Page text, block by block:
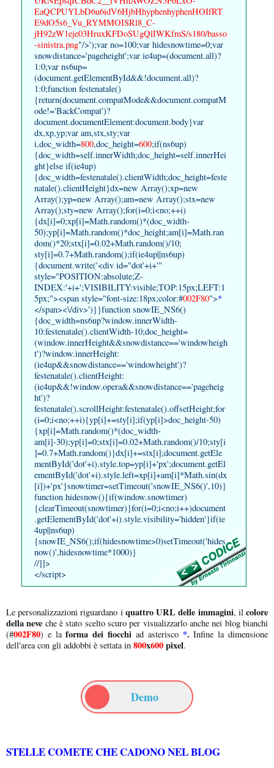
EaQCPUYLbD6u6idV6HjbHhyphenhyphenHOIfRT
E9dO5s6_Vu_RYMMOISRl8_C-
jH92zW1eje03HruxKFDoSUgQlIWKfmS/s180/basso
-sinistra.png"/>');var no=100;var hidesnowtime=0;var
snowdistance='pageheight';var ie4up=(document.all)?
1:0;var ns6up=
(document.getElementById&&!document.all)?
1:0;function festenatale()
{return(document.compatMode&&document.compatM
ode!='BackCompat')?
document.documentElement:document.body}var
dx,xp,yp;var am,stx,sty;var
i,doc_width=800,doc_height=600;if(ns6up)
{doc_width=self.innerWidth;doc_height=self.innerHei
ght}else if(ie4up)
{doc_width=festenatale().clientWidth;doc_height=feste
natale().clientHeight}dx=new Array();xp=new
Array();yp=new Array();am=new Array();stx=new
Array();sty=new Array();for(i=0;i<no;++i)
{dx[i]=0;xp[i]=Math.random()*(doc_width-
50);yp[i]=Math.random()*doc_height;am[i]=Math.ran
dom()*20;stx[i]=0.02+Math.random()/10;
sty[i]=0.7+Math.random();if(ie4up||ns6up)
{document.write('<div id="dot'+i+'"
style="POSITION:absolute;Z-
INDEX:'+i+';VISIBILITY:visible;TOP:15px;LEFT:1
5px;"><span style="font-size:18px;color:#002F80">*
</span><\/div>')}}function snowIE_NS6()
{doc_width=ns6up?window.innerWidth-
10:festenatale().clientWidth-10;doc_height=
(window.innerHeight&&snowdistance=='windowheigh
t')?window.innerHeight:
(ie4up&&snowdistance=='windowheight')?
festenatale().clientHeight:
(ie4up&&!window.opera&&snowdistance=='pageheig
ht')?
festenatale().scrollHeight:festenatale().offsetHeight;for
(i=0;i<no;++i){yp[i]+=sty[i];if(yp[i]>doc_height-50)
{xp[i]=Math.random()*(doc_width-
am[i]-30);yp[i]=0;stx[i]=0.02+Math.random()/10;sty[i
]=0.7+Math.random()}dx[i]+=stx[i];document.getEle
mentById('dot'+i).style.top=yp[i]+'px';document.getEl
ementById('dot'+i).style.left=xp[i]+am[i]*Math.sin(dx
[i])+'px'}snowtimer=setTimeout('snowIE_NS6()',10)}
function hidesnow(){if(window.snowtimer)
{clearTimeout(snowtimer)}for(i=0;i<no;i++)document
.getElementById('dot'+i).style.visibility='hidden'}if(ie
4up||ns6up)
{snowIE_NS6();if(hidesnowtime>0)setTimeout('hides
now()',hidesnowtime*1000)}
//]]>
</script>
Le personalizzazioni riguardano i quattro URL delle immagini, ilcolore
della neve che è stato scelto scuro per visualizzarlo anche nei blog bianchi
(#002F80) e laforma dei fiocchi ad asterisco *. Infine la dimensione
dell'area con gli addobbi è settata in 800x600pixel.
Demo
STELLE COMETE CHE CADONO NEL BLOG